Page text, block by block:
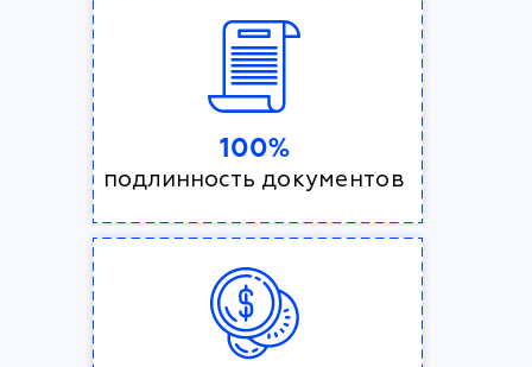
100%
подлинность документов